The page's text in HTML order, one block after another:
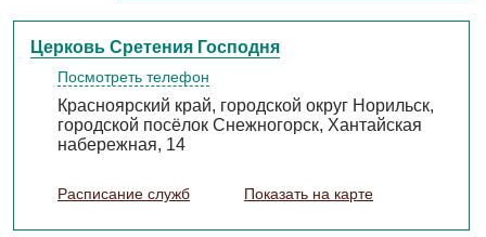
Церковь Сретения Господня
Посмотреть телефон
Красноярский край, городской округ Норильск,
городской посёлок Снежногорск, Хантайская
набережная, 14
Расписание служб Показать на карте